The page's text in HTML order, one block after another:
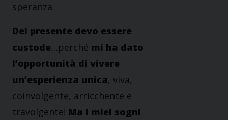
speranza.
Del presente devo essere
custode…perché mi ha dato
l’opportunità di vivere
un’esperienza unica, viva,
coinvolgente, arricchente e
travolgente! Ma i miei sogni